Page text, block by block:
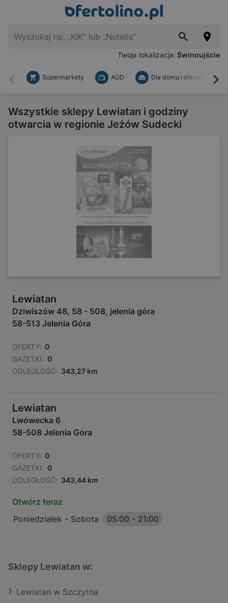
Twoja lokalizacja: Świnoujście
Wstecz
Supermarkety AGD Dla domu i dla ogrodu
Wszystkie sklepy Lewiatan i godziny
otwarcia w regionie Jeżów Sudecki
Lewiatan
Dziwiszów 48, 58 - 508, jelenia góra
58-513 Jelenia Góra
OFERTY: 0
GAZETKI: 0
ODLEGŁOŚĆ: 343,27 km
Lewiatan
Lwówecka 6
58-508 Jelenia Góra
OFERTY: 0
GAZETKI: 0
ODLEGŁOŚĆ: 343,44 km
Otwórz teraz
Poniedziałek - Sobota
05:00 - 21:00
Sklepy Lewiatan w:
Lewiatan w Szczytna